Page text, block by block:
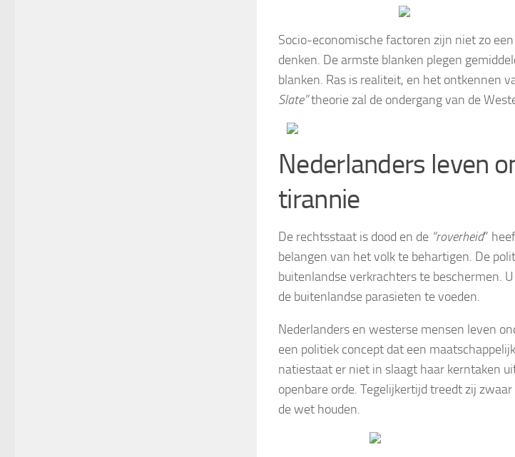
Socio-economische factoren zijn niet zo
denken. De armste blanken plegen
blanken. Ras is realiteit, en het ontkennen
Slate”theorie zal de ondergang van de
Nederlanders leven
tirannie
De rechtsstaat is dood en de “roverheid”
belangen van het volk te behartigen. De
buitenlandse verkrachters te beschermen.
de buitenlandse parasieten te voeden.
Nederlanders en westerse mensen leven
een politiek concept dat een
natiestaat er niet in slaagt haar kerntaken
openbare orde. Tegelijkertijd treedt zij
de wet houden.